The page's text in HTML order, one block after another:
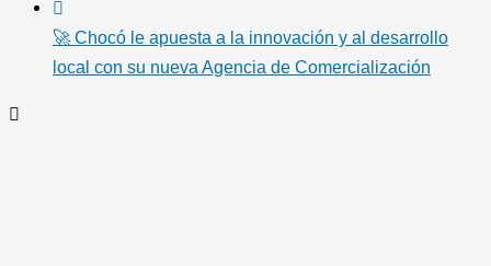
🚀 Chocó le apuesta a la innovación y al desarrollo
local con su nueva Agencia de Comercialización